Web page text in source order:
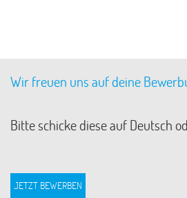
Wir freuen uns auf deine
Bitte schicke diese auf Deutsch
JETZT BEWERBEN